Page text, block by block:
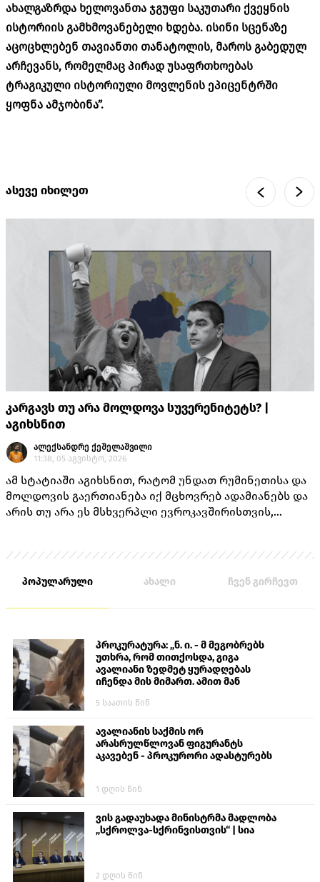
ახალგაზრდა ხელოვანთა ჯგუფი საკუთარი ქვეყნის
ისტორიის გამხმოვანებელი ხდება. ისინი სცენაზე
აცოცხლებენ თავიანთი თანატოლის, მაროს გაბედულ
არჩევანს, რომელმაც პირად უსაფრთხოებას
ტრაგიკული ისტორიული მოვლენის ეპიცენტრში
ყოფნა ამჯობინა”.
ასევე იხილეთ
კარგავს თუ არა მოლდოვა სუვერენიტეტს? |
აგიხსნით
ალექსანდრე ქეშელაშვილი
11:38, 05 აგვისტო, 2026
ამ სტატიაში აგიხსნით, რატომ უნდათ რუმინეთისა და
მოლდოვის გაერთიანება იქ მცხოვრებ ადამიანებს და
არის თუ არა ეს მსხვერპლი ევროკავშირისთვის,
პოპულარული ახალი ჩვენ გირჩევთ
პროკურატურა: „ნ. ი. - მ მეგობრებს
უთხრა, რომ თითქოსდა, გიგა
ავალიანი ზედმეტ ყურადღებას
იჩენდა მის მიმართ. ამით მან
თავს დასხმოდა გიგა ავალიანს“
5 საათის წინ
ავალიანის საქმის ორ
არასრულწლოვან ფიგურანტს
აკავებენ - პროკურორი ადასტურებს
1 დღის წინ
ვის გადაუხადა მინისტრმა მადლობა
„სქროლვა-სქრინვისთვის“ | სია
2 დღის წინ